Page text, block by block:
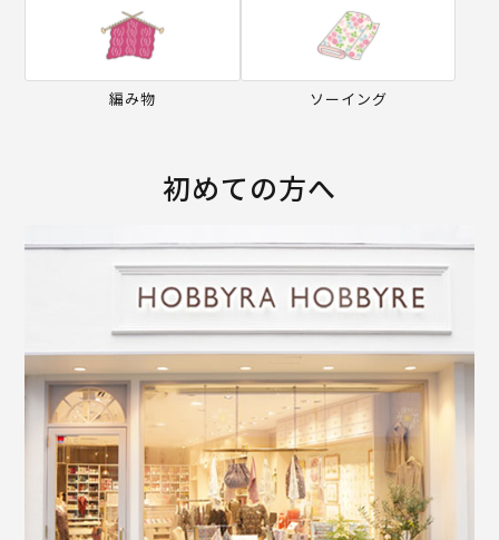
編み物 ソーイング
初めての方へ